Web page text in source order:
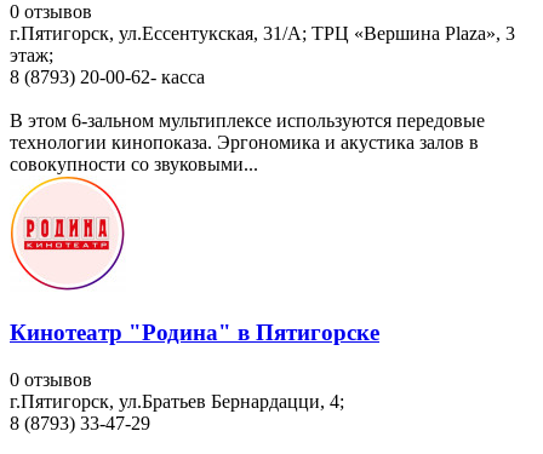
0 отзывов
г.Пятигорск, ул.Ессентукская, 31/А; ТРЦ «Вершина Plaza», 3
этаж;
8 (8793) 20-00-62- касса
В этом 6-зальном мультиплексе используются передовые
технологии кинопоказа. Эргономика и акустика залов в
совокупности со звуковыми...
Кинотеатр "Родина" в Пятигорске
0 отзывов
г.Пятигорск, ул.Братьев Бернардацци, 4;
8 (8793) 33-47-29